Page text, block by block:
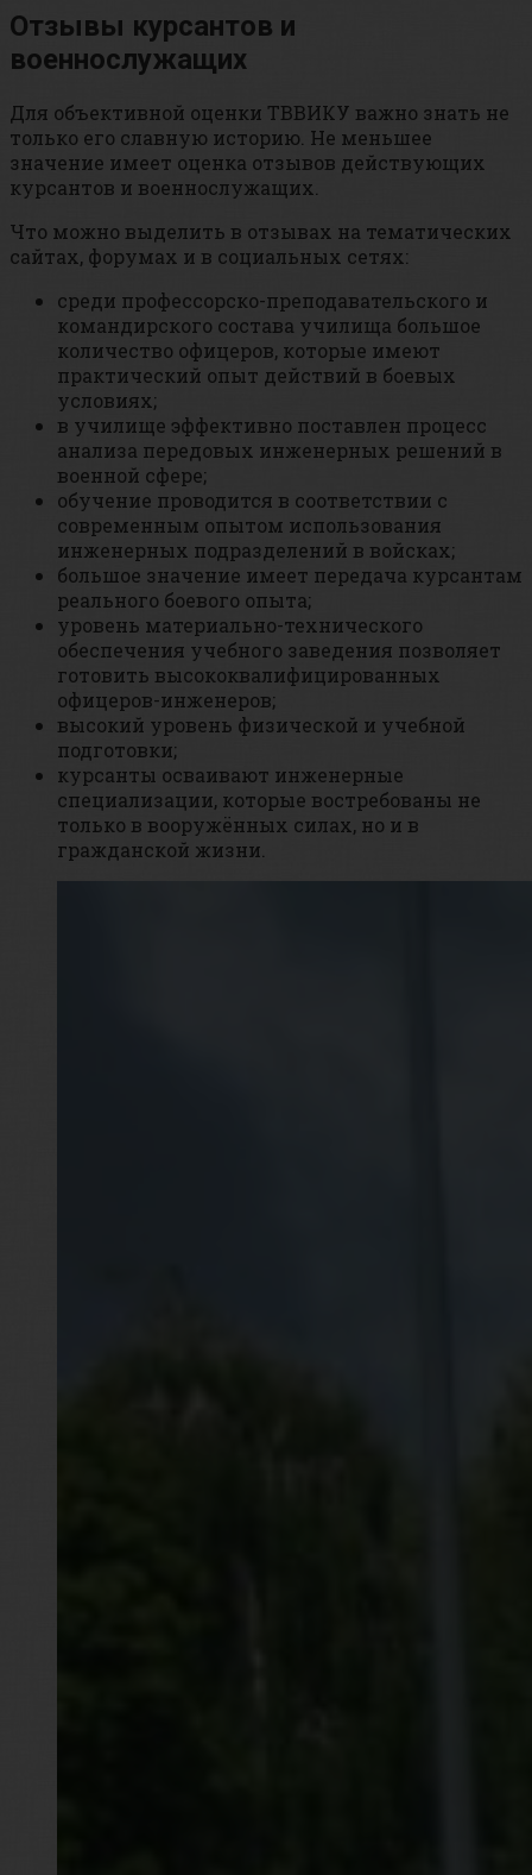
Отзывы курсантов и
военнослужащих
Для объективной оценки ТВВИКУ важно знать не
только его славную историю. Не меньшее
значение имеет оценка отзывов действующих
курсантов и военнослужащих.
Что можно выделить в отзывах на тематических
сайтах, форумах и в социальных сетях:
среди профессорско-преподавательского и
командирского состава училища большое
количество офицеров, которые имеют
практический опыт действий в боевых
условиях;
в училище эффективно поставлен процесс
анализа передовых инженерных решений в
военной сфере;
обучение проводится в соответствии с
современным опытом использования
инженерных подразделений в войсках;
большое значение имеет передача курсантам
реального боевого опыта;
уровень материально-технического
обеспечения учебного заведения позволяет
готовить высококвалифицированных
офицеров-инженеров;
высокий уровень физической и учебной
подготовки;
курсанты осваивают инженерные
специализации, которые востребованы не
только в вооружённых силах, но и в
гражданской жизни.